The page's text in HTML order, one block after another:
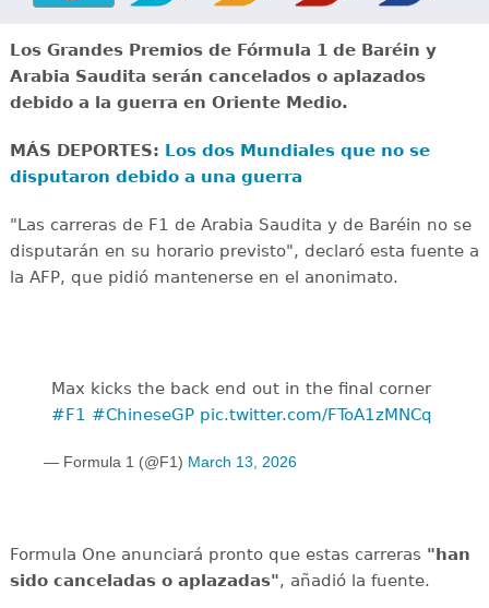
Los Grandes Premios de Fórmula 1 de Baréin y
Arabia Saudita serán cancelados o aplazados
debido a la guerra en Oriente Medio.
MÁS DEPORTES: Los dos Mundiales que no se
disputaron debido a una guerra
"Las carreras de F1 de Arabia Saudita y de Baréin no se
disputarán en su horario previsto", declaró esta fuente a
la AFP, que pidió mantenerse en el anonimato.
Max kicks the back end out in the final corner
#F1 #ChineseGP pic.twitter.com/FToA1zMNCq
— Formula 1 (@F1) March 13, 2026
Formula One anunciará pronto que estas carreras "han
sido canceladas o aplazadas", añadió la fuente.